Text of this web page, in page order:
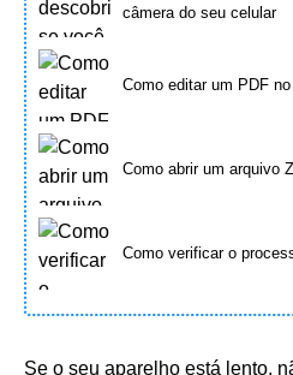
câmera do seu celular
Como editar um PDF
Como abrir um arquivo
Como verificar o
Se o seu aparelho está lento,